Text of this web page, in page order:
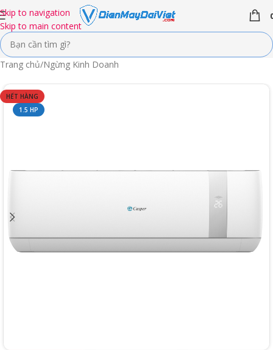
Skip to navigation
Skip to main content
Trang chủ/Ngừng Kinh Doanh
HẾT HÀNG
1.5 HP